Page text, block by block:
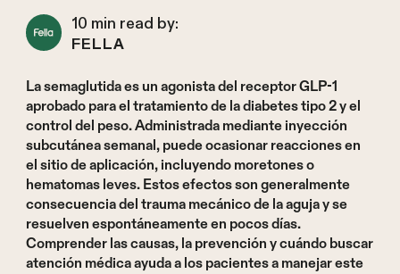
10 min read by:
FELLA
La semaglutida es un agonista del receptor GLP-1
aprobado para el tratamiento de la diabetes tipo 2 y el
control del peso. Administrada mediante inyección
subcutánea semanal, puede ocasionar reacciones en
el sitio de aplicación, incluyendo moretones o
hematomas leves. Estos efectos son generalmente
consecuencia del trauma mecánico de la aguja y se
resuelven espontáneamente en pocos días.
Comprender las causas, la prevención y cuándo buscar
atención médica ayuda a los pacientes a manejar este